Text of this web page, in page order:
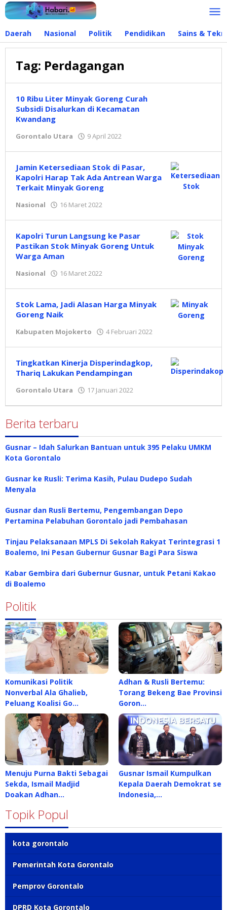
Lewati
ke
Daerah Nasional Politik Pendidikan Sains &
Tag: Perdagangan
10 Ribu Liter Minyak Goreng Curah
Subsidi Disalurkan di Kecamatan
Kwandang
Gorontalo Utara 9 April 2022
Jamin Ketersediaan Stok di Pasar,
Kapolri Harap Tak Ada Antrean Warga
Terkait Minyak Goreng
Nasional 16 Maret 2022
Kapolri Turun Langsung ke Pasar
Pastikan Stok Minyak Goreng Untuk
Warga Aman
Nasional 16 Maret 2022
Stok Lama, Jadi Alasan Harga Minyak
Goreng Naik
Kabupaten Mojokerto 4 Februari 2022
Tingkatkan Kinerja Disperindagkop,
Thariq Lakukan Pendampingan
Gorontalo Utara 17 Januari 2022
Manoppo
Berita terbaru
Gusnar – Idah Salurkan Bantuan untuk 395 Pelaku UMKM
Kota Gorontalo
Gusnar ke Rusli: Terima Kasih, Pulau Dudepo Sudah
Menyala
Gusnar dan Rusli Bertemu, Pengembangan Depo
Pertamina Pelabuhan Gorontalo jadi Pembahasan
Tinjau Pelaksanaan MPLS Di Sekolah Rakyat Terintegrasi 1
Boalemo, Ini Pesan Gubernur Gusnar Bagi Para Siswa
Kabar Gembira dari Gubernur Gusnar, untuk Petani Kakao
di Boalemo
Politik
Komunikasi Politik
Nonverbal Ala Ghalieb,
Peluang Koalisi Go…
Adhan & Rusli Bertemu:
Torang Bekeng Bae Provinsi
Goron…
Menuju Purna Bakti Sebagai
Sekda, Ismail Madjid
Doakan Adhan…
Gusnar Ismail Kumpulkan
Kepala Daerah Demokrat se
Indonesia,…
Topik Popul
kota gorontalo
Pemerintah Kota Gorontalo
Pemprov Gorontalo
DPRD Kota Gorontalo